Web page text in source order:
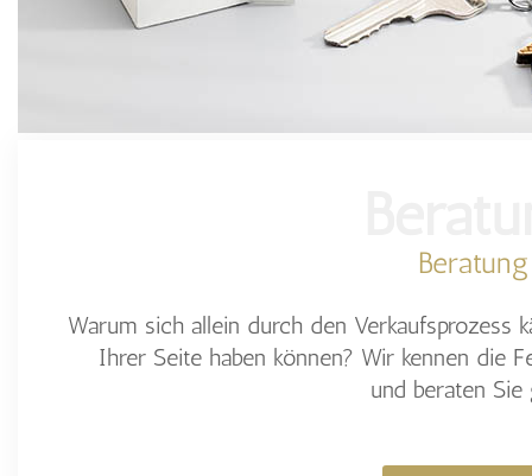
Beratung
Warum sich allein durch den Verkaufsprozess
Ihrer Seite haben können? Wir kennen die
und beraten Sie